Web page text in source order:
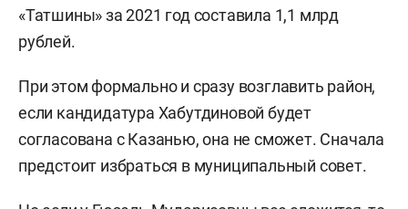
«Татшины» за 2021 год составила 1,1 млрд
рублей.
При этом формально и сразу возглавить район,
если кандидатура Хабутдиновой будет
согласована с Казанью, она не сможет. Сначала
предстоит избраться в муниципальный совет.